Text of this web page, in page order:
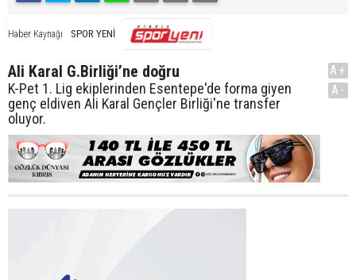
Haber Kaynağı SPOR YENİ
Ali Karal G.Birliği’ne doğru
K-Pet 1. Lig ekiplerinden Esentepe'de forma giyen
genç eldiven Ali Karal Gençler Birliği'ne transfer
oluyor.
A+
A-